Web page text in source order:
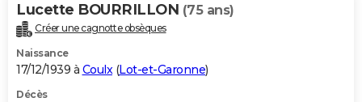
Lucette BOURRILLON (75 ans)
Créer une cagnotte obsèques
Naissance
17/12/1939 à Coulx(Lot-et-Garonne)
Décès